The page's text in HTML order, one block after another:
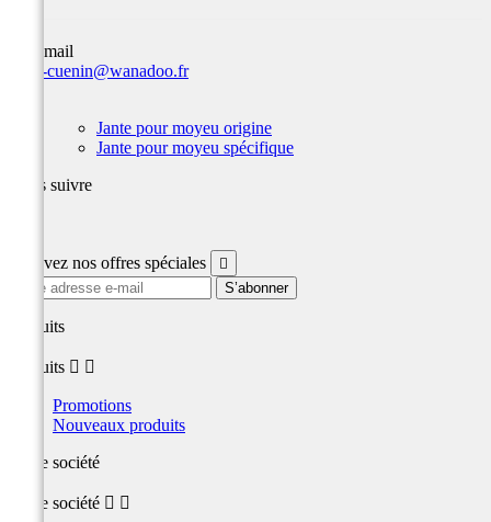
Par email
team-cuenin@wanadoo.fr
Jante pour moyeu origine
Jante pour moyeu spécifique
Nous suivre
Recevez nos offres spéciales 
produits
produits  
Promotions
Nouveaux produits
Notre société
Notre société  